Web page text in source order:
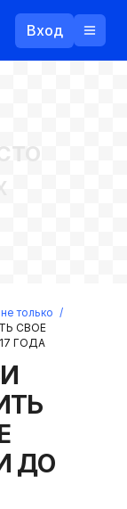
Вход
только /
СВОЕ
ГОДА
ДО